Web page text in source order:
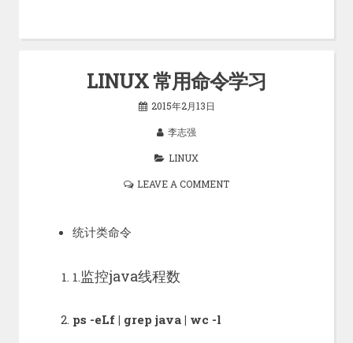
LINUX 常用命令学习
2015年2月13日
李志强
LINUX
LEAVE A COMMENT
统计类命令
1. 监控java线程数
ps -eLf | grep java | wc -l